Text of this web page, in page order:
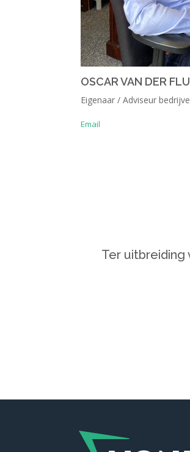
OSCAR VAN DER
Eigenaar / Adviseur
Email
Ter uitbreiding